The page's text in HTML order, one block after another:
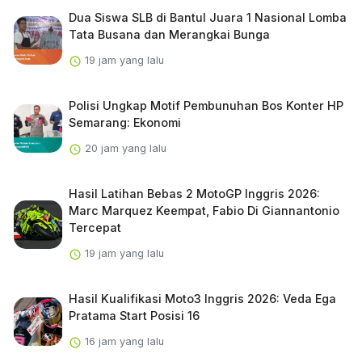
Dua Siswa SLB di Bantul Juara 1 Nasional Lomba
Tata Busana dan Merangkai Bunga
19 jam yang lalu
Polisi Ungkap Motif Pembunuhan Bos Konter HP
Semarang: Ekonomi
20 jam yang lalu
Hasil Latihan Bebas 2 MotoGP Inggris 2026:
Marc Marquez Keempat, Fabio Di Giannantonio
Tercepat
19 jam yang lalu
Hasil Kualifikasi Moto3 Inggris 2026: Veda Ega
Pratama Start Posisi 16
16 jam yang lalu